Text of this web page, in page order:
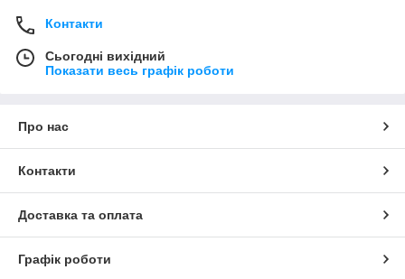
Контакти
Сьогодні вихідний
Показати весь графік роботи
Про нас
Контакти
Доставка та оплата
Графік роботи